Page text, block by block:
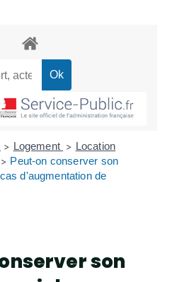
> Logement > Location
> Peut-on conserver son
d'augmentation de
son